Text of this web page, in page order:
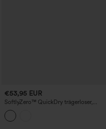
€53,95 EUR
SoftlyZero™ QuickDry trägerloser,
lässiger Jumpsuit mit seitlichen Streifen
und Taschen – kinderleicht